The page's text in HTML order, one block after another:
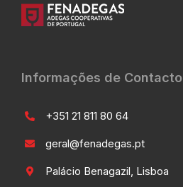
Informações de Contacto
+351 21 811 80 64
geral@fenadegas.pt
Palácio Benagazil, Lisboa